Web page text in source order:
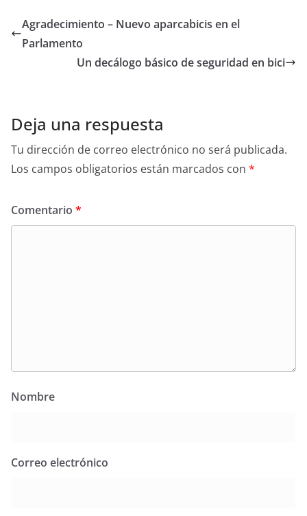
o
k
r
Agradecimiento – Nuevo aparcabicis en el
Parlamento
Un decálogo básico de seguridad en bici
Deja una respuesta
Tu dirección de correo electrónico no será publicada.
Los campos obligatorios están marcados con *
Comentario *
Nombre
Correo electrónico